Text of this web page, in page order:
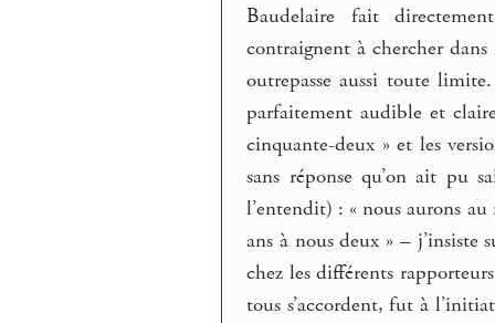
Baudelaire fait
contraignent à chercher
outrepasse aussi toute
parfaitement audible et
cinquante-deux » et les
sans réponse qu’on ait pu
l’entendit) : « nous aurons
ans à nous deux » – j’insiste
chez les différents
tous s’accordent, fut à